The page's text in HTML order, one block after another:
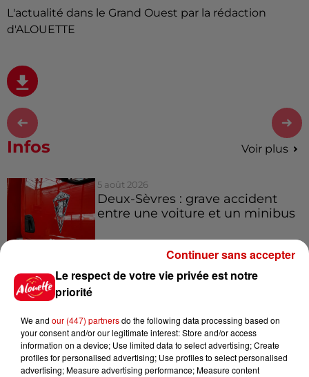
L'actualité dans le Grand Ouest par la rédaction
d'ALOUETTE
Infos Voir plus
5 août 2026
Deux-Sèvres : grave accident
entre une voiture et un minibus
5 août 2026
par...
5 août 2026
Le respect de votre vie privée est notre
priorité
We and our (447) partnersdo the following data processing based on
your consent and/or our legitimate interest: Store and/or access
information on a device; Use limited data to select advertising; Create
profiles for personalised advertising; Use profiles to select personalised
advertising; Measure advertising performance; Measure content
Continuer sans accepter